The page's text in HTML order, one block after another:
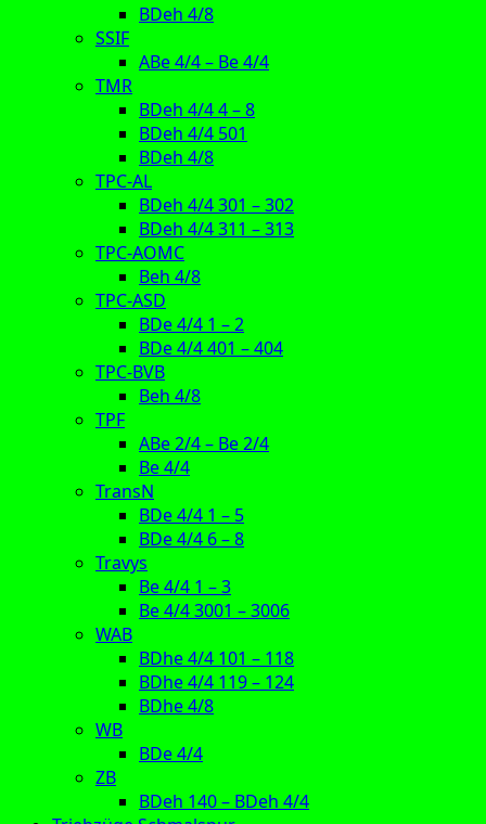
BDeh 4/8
SSIF
ABe 4/4 – Be 4/4
TMR
BDeh 4/4 4 – 8
BDeh 4/4 501
BDeh 4/8
TPC-AL
BDeh 4/4 301 – 302
BDeh 4/4 311 – 313
TPC-AOMC
Beh 4/8
TPC-ASD
BDe 4/4 1 – 2
BDe 4/4 401 – 404
TPC-BVB
Beh 4/8
TPF
ABe 2/4 – Be 2/4
Be 4/4
TransN
BDe 4/4 1 – 5
BDe 4/4 6 – 8
Travys
Be 4/4 1 – 3
Be 4/4 3001 – 3006
WAB
BDhe 4/4 101 – 118
BDhe 4/4 119 – 124
BDhe 4/8
WB
BDe 4/4
ZB
BDeh 140 – BDeh 4/4